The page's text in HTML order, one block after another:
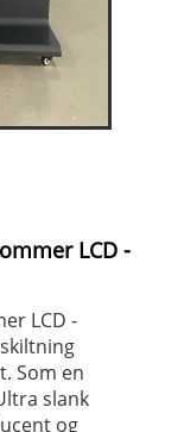
LCD -
LCD -
Som en
slank
og